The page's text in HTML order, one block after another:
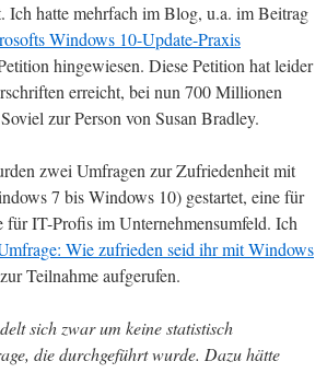
Ich hatte mehrfach im Blog, u.a. im Beitrag
Windows 10-Update-Praxis
hingewiesen. Diese Petition hat leider
erreicht, bei nun 700 Millionen
zur Person von Susan Bradley.
zwei Umfragen zur Zufriedenheit mit
7 bis Windows 10) gestartet, eine für
für IT-Profis im Unternehmensumfeld. Ich
Wie zufrieden seid ihr mit Windows
Teilnahme aufgerufen.
sich zwar um keine statistisch
die durchgeführt wurde. Dazu hätte